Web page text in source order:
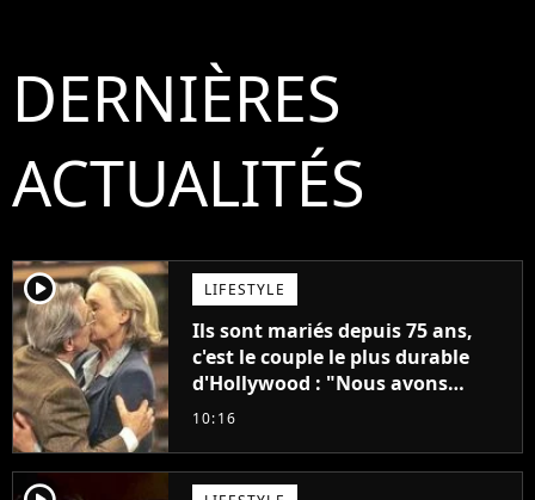
DERNIÈRES
ACTUALITÉS
player2 LIFESTYLE
Ils sont mariés depuis 75 ans,
c'est le couple le plus durable
d'Hollywood : "Nous avons
avancé jour après jour, et les
décennies"
10:16